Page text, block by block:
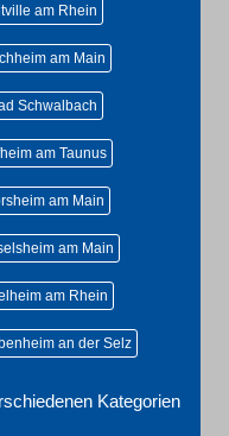
am Rhein
am Main
Schwalbach
am Taunus
am Main
am Main
am Rhein
an der Selz
Kategorien